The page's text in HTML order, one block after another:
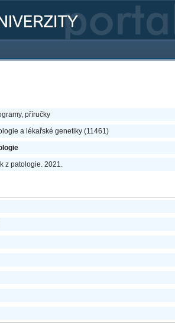
příručky
a lékařské genetiky (11461)
z patologie. 2021.